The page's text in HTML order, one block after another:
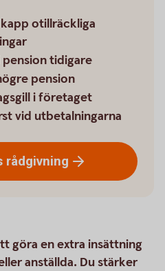
otillräckliga
tidigare
pension
i företaget
vid utbetalningarna
rådgivning
göra en extra insättning
anställda. Du stärker